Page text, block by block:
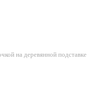
на деревянной подставке